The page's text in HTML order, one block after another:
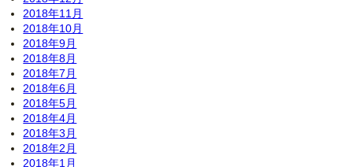
2018年11月
2018年10月
2018年9月
2018年8月
2018年7月
2018年6月
2018年5月
2018年4月
2018年3月
2018年2月
2018年1月